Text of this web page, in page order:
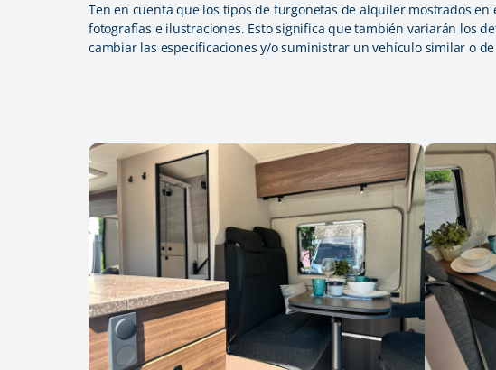
Ten en cuenta que los tipos de furgonetas de alquiler mostrados
fotografías e ilustraciones. Esto significa que también variarán los
cambiar las especificaciones y/o suministrar un vehículo similar o